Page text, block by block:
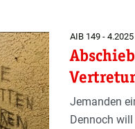
AIB 149 -
Jemanden
Dennoch